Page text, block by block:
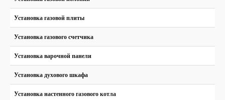
Установка газовой плиты
Установка газового счетчика
Установка варочной панели
Установка духового шкафа
Установка настенного газового котла